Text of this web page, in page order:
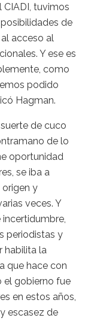
CIADI, tuvimos
de
acceso al
Y ese es
como
podido
Hagman.
de cuco
de lo
oportunidad
se iba a
origen y
veces. Y
periodistas y
habilita la
que hace con
el gobierno fue
en estos años,
escasez de